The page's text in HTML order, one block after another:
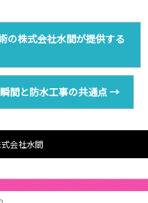
の株式会社水間が提供する
間と防水工事の共通点 →
会社水間